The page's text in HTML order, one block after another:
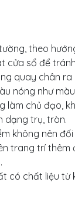
theo
cửa sổ để
quay chân
nóng như
làm chủ đạo,
dạng trụ, tròn.
không nên
trang trí
có chất liệu từ